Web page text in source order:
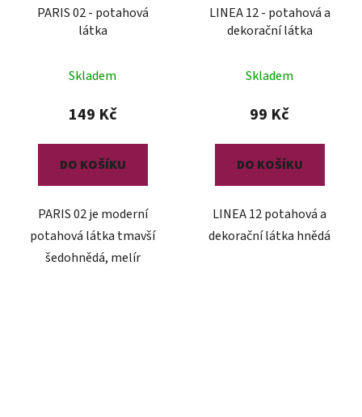
PARIS 02 - potahová
látka
Skladem
149 Kč
DO KOŠÍKU
PARIS 02 je moderní
potahová látka tmavší
šedohnědá, melír
LINEA 12 - potahová a
dekorační látka
Skladem
99 Kč
DO KOŠÍKU
LINEA 12 potahová a
dekorační látka hnědá